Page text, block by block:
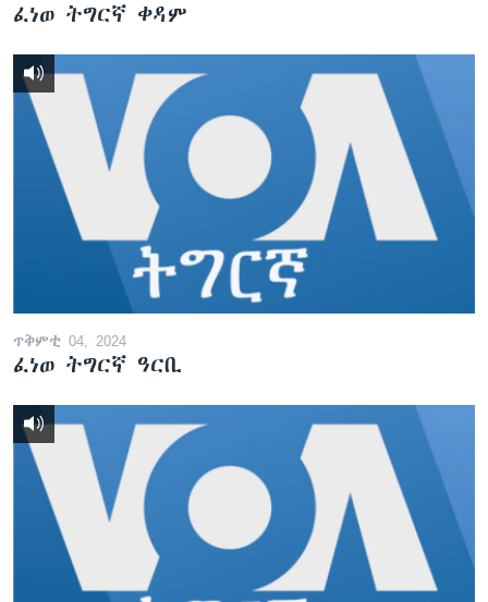
ፈነወ ትግርኛ ቀዳም
ጥቅምቲ 04, 2024
ፈነወ ትግርኛ ዓርቢ